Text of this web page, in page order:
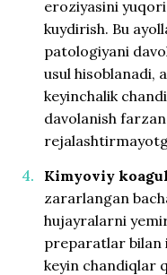
eroziyasini
kuydirish. Bu
patologiyani
usul hisoblanadi,
keyinchalik
davolanish
Kimyoviy
zararlangan
hujayralarni
preparatlar bilan
keyin chandiqlar